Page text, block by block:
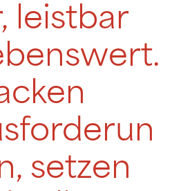
leistbar
setzen